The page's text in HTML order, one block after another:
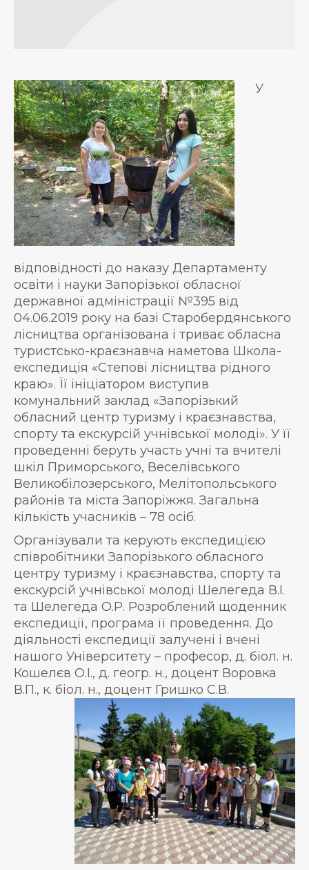
У
відповідності до наказу Департаменту
освіти і науки Запорізької обласної
державної адміністрації №395 від
04.06.2019 року на базі Старобердянського
лісництва організована і триває обласна
туристсько-краєзнавча наметова Школа-
експедиція «Степові лісництва рідного
краю». Її ініціатором виступив
комунальний заклад «Запорізький
обласний центр туризму і краєзнавства,
спорту та екскурсій учнівської молоді». У її
проведенні беруть участь учні та вчителі
шкіл Приморського, Веселівського
Великобілозерського, Мелітопольського
районів та міста Запоріжжя. Загальна
кількість учасників – 78 осіб.
Організували та керують експедицією
співробітники Запорізького обласного
центру туризму і краєзнавства, спорту та
екскурсій учнівської молоді Шелегеда В.І.
та Шелегеда О.Р. Розроблений щоденник
експедиції, програма її проведення. До
діяльності експедиції залучені і вчені
нашого Університету – професор, д. біол. н.
Кошелєв О.І., д. геогр. н., доцент Воровка
В.П., к. біол. н., доцент Гришко С.В.